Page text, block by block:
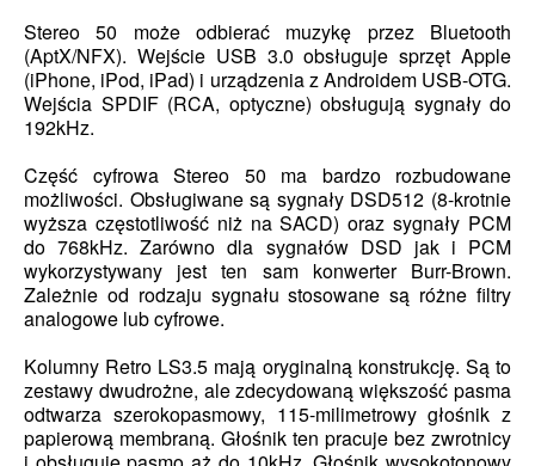
Stereo 50 może odbierać muzykę przez Bluetooth
(AptX/NFX). Wejście USB 3.0 obsługuje sprzęt Apple
(iPhone, iPod, iPad) i urządzenia z Androidem USB-OTG.
Wejścia SPDIF (RCA, optyczne) obsługują sygnały do
192kHz.
Część cyfrowa Stereo 50 ma bardzo rozbudowane
możliwości. Obsługiwane są sygnały DSD512 (8-krotnie
wyższa częstotliwość niż na SACD) oraz sygnały PCM
do 768kHz. Zarówno dla sygnałów DSD jak i PCM
wykorzystywany jest ten sam konwerter Burr-Brown.
Zależnie od rodzaju sygnału stosowane są różne filtry
analogowe lub cyfrowe.
Kolumny Retro LS3.5 mają oryginalną konstrukcję. Są to
zestawy dwudrożne, ale zdecydowaną większość pasma
odtwarza szerokopasmowy, 115-milimetrowy głośnik z
papierową membraną. Głośnik ten pracuje bez zwrotnicy